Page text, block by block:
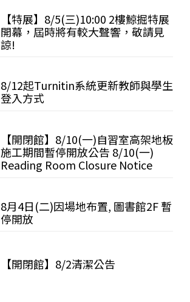
【特展】8/5(三)10:00 2樓鯨掘特展
開幕，屆時將有較大聲響，敬請見
諒!
8/12起Turnitin系統更新教師與學生
登入方式
【開閉館】8/10(一)自習室高架地板
施工期間暫停開放公告 8/10(一)
Reading Room Closure Notice
8月4日(二)因場地布置, 圖書館2F 暫
停開放
【開閉館】8/2清潔公告